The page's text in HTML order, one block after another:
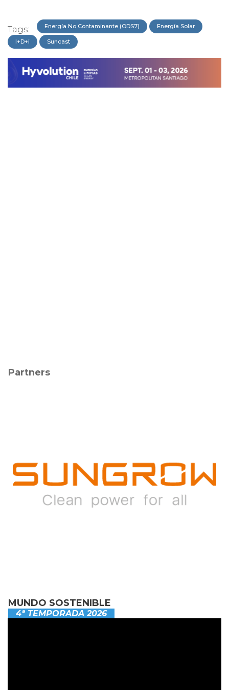
Tags: Energía No Contaminante (ODS7) Energía Solar
I+D+i Suncast
Partners
MUNDO SOSTENIBLE
4ª TEMPORADA 2026